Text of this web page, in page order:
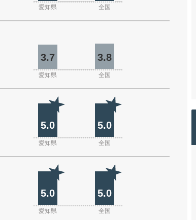
愛知県 全国
3.7 3.8
愛知県 全国
5.0 5.0
愛知県 全国
5.0 5.0
愛知県 全国